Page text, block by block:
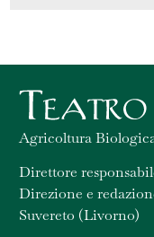
Agricoltura
Direttore
Direzione e
Suvereto (Livorno)